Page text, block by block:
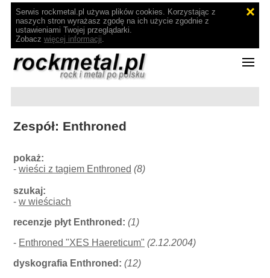
Serwis rockmetal.pl używa plików cookies. Korzystając z
naszych stron wyrażasz zgodę na ich użycie zgodnie z
ustawieniami Twojej przeglądarki.
Zobacz więcej informacji.
Zespół: Enthroned
pokaż:
-wieści z tagiem Enthroned (8)
szukaj:
-w wieściach
recenzje płyt Enthroned: (1)
- Enthroned "XES Haereticum" (2.12.2004)
dyskografia Enthroned: (12)